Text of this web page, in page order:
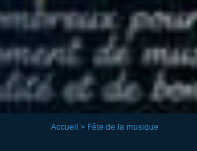
Accueil > Fête de la musique